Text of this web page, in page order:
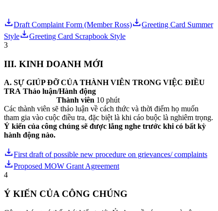
Draft Complaint Form (Member Ross)
Greeting Card Summer
Style
Greeting Card Scrapbook Style
3
III. KINH DOANH MỚI
A. SỰ GIÚP ĐỠ CỦA THÀNH VIÊN TRONG VIỆC ĐIỀU
TRA Thảo luận/Hành động
Thành viên 10 phút
Các thành viên sẽ thảo luận về cách thức và thời điểm họ muốn
tham gia vào cuộc điều tra, đặc biệt là khi cáo buộc là nghiêm trọng.
Ý kiến của công chúng sẽ được lắng nghe trước khi có bất kỳ
hành động nào.
First draft of possible new procedure on grievances/ complaints
Proposed MOW Grant Agreement
4
Ý KIẾN CỦA CÔNG CHÚNG